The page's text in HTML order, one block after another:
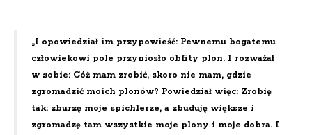
„I opowiedział im przypowieść: Pewnemu bogatemu
człowiekowi pole przyniosło obfity plon. I rozważał
w sobie: Cóż mam zrobić, skoro nie mam, gdzie
zgromadzić moich plonów? Powiedział więc: Zrobię
tak: zburzę moje spichlerze, a zbuduję większe i
zgromadzę tam wszystkie moje plony i moje dobra. I